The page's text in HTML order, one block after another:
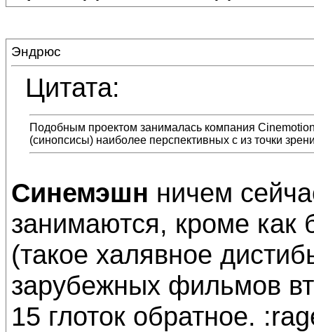
Эндрюс
Цитата:
Подобным проектом занималась компания
(синопсисы) наиболее перспективных с из точки
Синемэшн ничем
занимаются, кроме как
(такое халявное
зарубежных фильмов
15 глоток обратное.